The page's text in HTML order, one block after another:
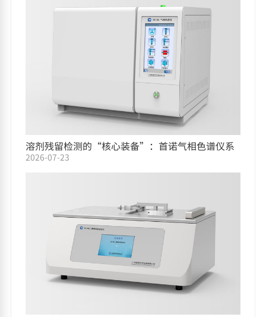
溶剂残留检测的“核心装备”：首诺气相色谱仪系
列
2026-07-23